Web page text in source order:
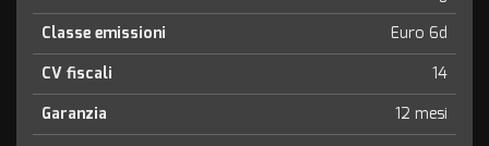
Classe emissioni
Euro 6d
CV fiscali
14
Garanzia
12 mesi